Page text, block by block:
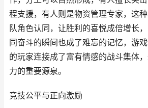
程支援，有人则是物资管理专家，这
队角色认同，让胜利的喜悦成倍增长
同奋斗的瞬间也成了难忘的记忆，游
的玩家连接成了富有情感的战斗集体
力的重要源泉。
竞技公平与正向激励